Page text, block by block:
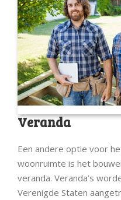
Veranda
Een andere optie voor
woonruimte is het
veranda. Veranda’s
Verenigde Staten